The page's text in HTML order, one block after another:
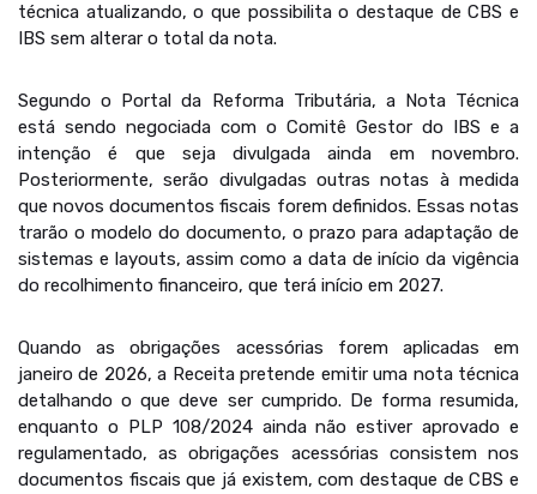
técnica atualizando, o que possibilita o destaque de CBS e
IBS sem alterar o total da nota.
Segundo o Portal da Reforma Tributária, a Nota Técnica
está sendo negociada com o Comitê Gestor do IBS e a
intenção é que seja divulgada ainda em novembro.
Posteriormente, serão divulgadas outras notas à medida
que novos documentos fiscais forem definidos. Essas notas
trarão o modelo do documento, o prazo para adaptação de
sistemas e layouts, assim como a data de início da vigência
do recolhimento financeiro, que terá início em 2027.
Quando as obrigações acessórias forem aplicadas em
janeiro de 2026, a Receita pretende emitir uma nota técnica
detalhando o que deve ser cumprido. De forma resumida,
enquanto o PLP 108/2024 ainda não estiver aprovado e
regulamentado, as obrigações acessórias consistem nos
documentos fiscais que já existem, com destaque de CBS e